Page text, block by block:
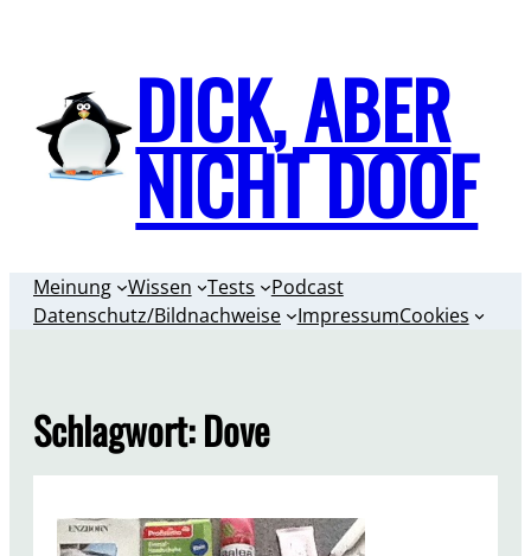
springen
DICK, ABER
NICHT DOOF
Meinung Wissen Tests
Podcast
Datenschutz/Bildnachweise
ImpressumCookies
Schlagwort:Dove